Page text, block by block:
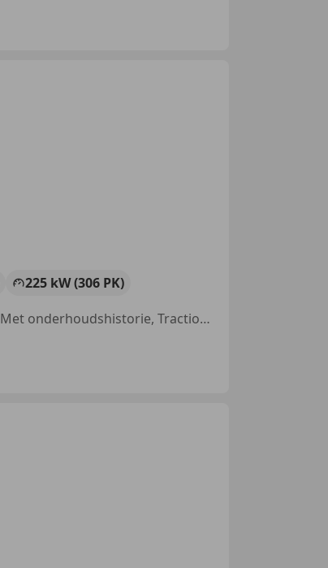
225 kW (306 PK)
Sportstoelen, Airbag bestuurder, Getinte ramen, Parkeerhulp met camera, Met onderhoudshistorie, Traction control, Standkachel, Lane Departure Warning Systeem